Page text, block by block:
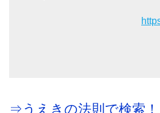
⇒うえきの法則で検索！